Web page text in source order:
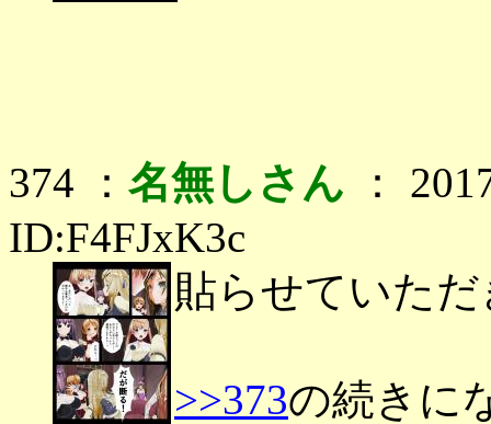
374 ： 名無しさん ：
ID:F4FJxK3c
貼らせていた
>>373の続きに